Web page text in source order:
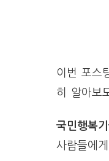
이번 포스
히 알아보
국민행복
사람들에